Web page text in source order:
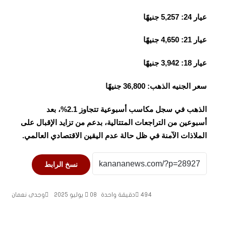
عيار 24: 5,257 جنيهًا
عيار 21: 4,650 جنيهًا
عيار 18: 3,942 جنيهًا
سعر الجنيه الذهب: 36,800 جنيهًا
الذهب في سجل مكاسب أسبوعية تتجاوز 2.1%، بعد
أسبوعين من التراجعات المتتالية، بدعم من تزايد الإقبال على
الملاذات الآمنة في ظل حالة عدم اليقين الاقتصادي العالمي.
نسخ الرابط
وجدى نعمان 08 يوليو 2025 494 دقيقة واحدة